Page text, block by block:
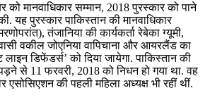
को मानवाधिकार सम्मान, 2018 पुरस्कार को पाने
यह पुरस्कार पाकिस्तान की मानवाधिकार
तंजानिया की कार्यकर्ता रेबेका ग्यूमी,
वकील जोएनिया वापिचाना और आयरलैंड का
डिफेंडर्स’ को दिया जायेगा. पाकिस्तान की
से 11 फरवरी, 2018 को निधन हो गया था. वह
एसोसिएशन की पहली महिला अध्यक्ष भी रहीं थीं.